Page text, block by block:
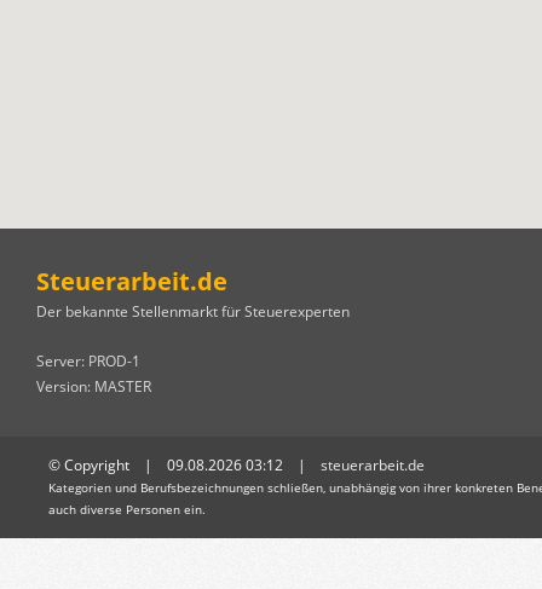
Steuerarbeit.de
Der bekannte Stellenmarkt für Steuerexperten
Server: PROD-1
Version: MASTER
© Copyright | 09.08.2026 03:12 | steuerarbeit.de
Kategorien und Berufsbezeichnungen schließen, unabhängig von ihrer konkreten
auch diverse Personen ein.